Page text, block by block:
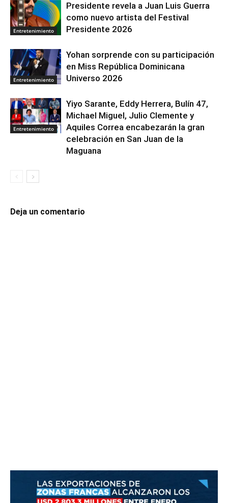
Entretenimiento
Presidente revela a Juan Luis Guerra
como nuevo artista del Festival
Presidente 2026
Entretenimiento
Yohan sorprende con su participación
en Miss República Dominicana
Universo 2026
Entretenimiento
Yiyo Sarante, Eddy Herrera, Bulín 47,
Michael Miguel, Julio Clemente y
Aquiles Correa encabezarán la gran
celebración en San Juan de la
Maguana
Deja un comentario